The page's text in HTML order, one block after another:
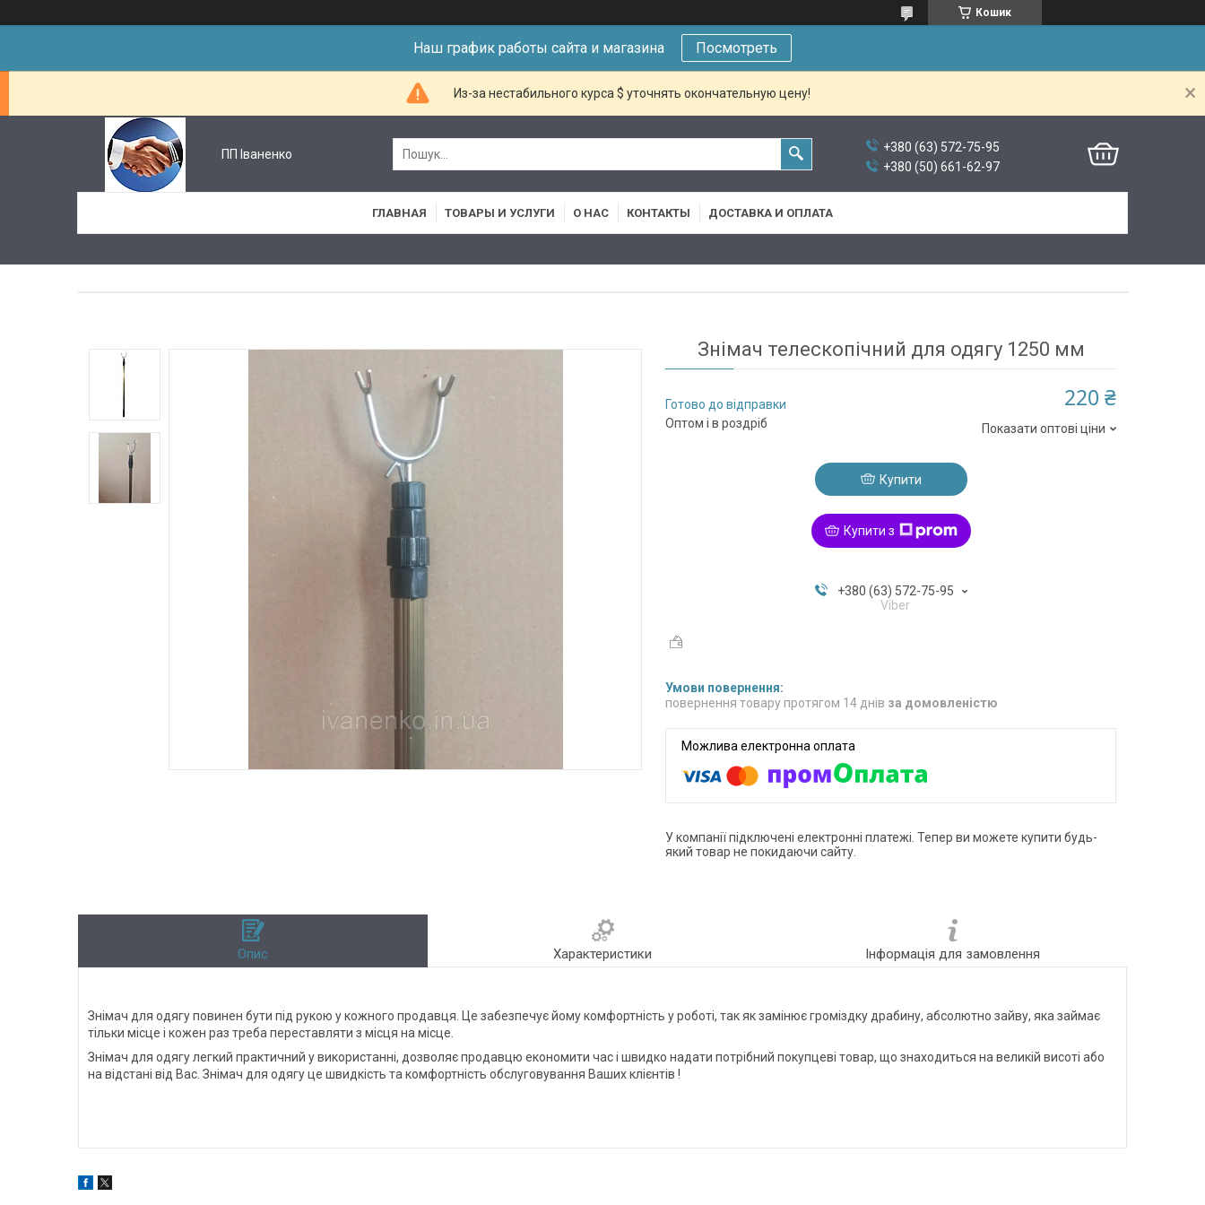
Кошик
Наш график работы сайта и магазина Посмотреть
Из-за нестабильного курса $ уточнять окончательную цену!
ПП Іваненко
+380 (63) 572-75-95
+380 (50) 661-62-97
ГЛАВНАЯ ТОВАРЫ И УСЛУГИ О НАС КОНТАКТЫ ДОСТАВКА И ОПЛАТА
Знімач телескопічний для одягу 1250 мм
Готово до відправки
Оптом і в роздріб
220 ₴
Показати оптові ціни
Купити
Купити з
+380 (63) 572-75-95
Viber
повернення товару протягом 14 днів за домовленістю
У компанії підключені електронні платежі. Тепер ви можете купити будь-
який товар не покидаючи сайту.
Опис Характеристики Інформація для замовлення
Знімач для одягу повинен бути під рукою у кожного продавця. Це забезпечує йому комфортність у роботі, так як замінює громіздку драбину, абсолютно зайву, яка займає
тільки місце і кожен раз треба переставляти з місця на місце.
Знімач для одягу легкий практичний у використанні, дозволяє продавцю економити час і швидко надати потрібний покупцеві товар, що знаходиться на великій висоті або
на відстані від Вас. Знімач для одягу це швидкість та комфортність обслуговування Ваших клієнтів !